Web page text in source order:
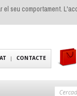
seu comportament.
CONTACTE